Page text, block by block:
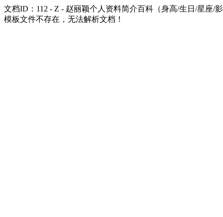
文档ID：112 - Z - 赵丽颖个人资料简介百科（身高/生日/星座/
模板文件不存在，无法解析文档！